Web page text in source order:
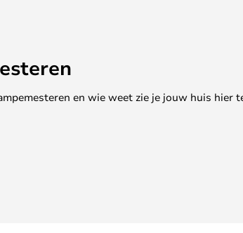
en wie weet zie je jouw huis hier